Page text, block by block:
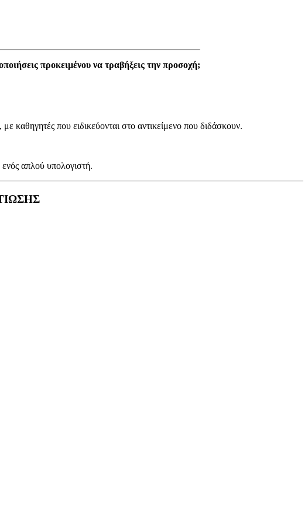
προκειμένου να τραβήξεις την προσοχή;
, με καθηγητές που ειδικεύονται στο αντικείμενο που διδάσκουν.
απλού υπολογιστή.